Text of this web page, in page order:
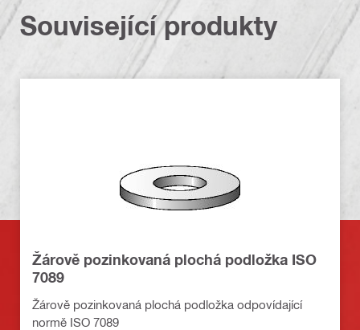
Související produkty
Žárově pozinkovaná plochá podložka ISO
7089
Žárově pozinkovaná plochá podložka odpovídající
normě ISO 7089